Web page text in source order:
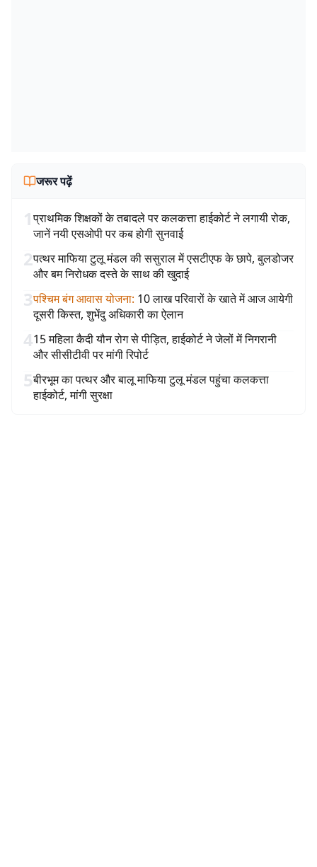
जरूर पढ़ें
1प्राथमिक शिक्षकों के तबादले पर कलकत्ता हाईकोर्ट ने लगायी रोक,
जानें नयी एसओपी पर कब होगी सुनवाई
2पत्थर माफिया टुलू मंडल की ससुराल में एसटीएफ के छापे, बुलडोजर
और बम निरोधक दस्ते के साथ की खुदाई
3पश्चिम बंग आवास योजना: 10 लाख परिवारों के खाते में आज आयेगी
दूसरी किस्त, शुभेंदु अधिकारी का ऐलान
415 महिला कैदी यौन रोग से पीड़ित, हाईकोर्ट ने जेलों में निगरानी
और सीसीटीवी पर मांगी रिपोर्ट
5बीरभूम का पत्थर और बालू माफिया टुलू मंडल पहुंचा कलकत्ता
हाईकोर्ट, मांगी सुरक्षा